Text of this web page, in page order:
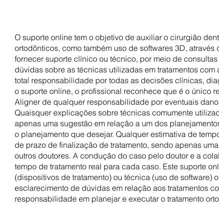
O suporte online tem o objetivo de auxiliar o cirurgião
ortodônticos, como também uso de softwares 3D,
fornecer suporte clínico ou técnico, por meio de
dúvidas sobre as técnicas utilizadas em tratamentos
total responsabilidade por todas as decisões clínicas,
o suporte online, o profissional reconhece que é o único
Aligner de qualquer responsabilidade por eventuais
Quaisquer explicações sobre técnicas comumente
apenas uma sugestão em relação a um dos
o planejamento que desejar. Qualquer estimativa de
de prazo de finalização de tratamento, sendo apenas
outros doutores. A condução do caso pelo doutor e a
tempo de tratamento real para cada caso. Este suporte
(dispositivos de tratamento) ou técnica (uso de software)
esclarecimento de dúvidas em relação aos tratamentos
responsabilidade em planejar e executar o tratamento